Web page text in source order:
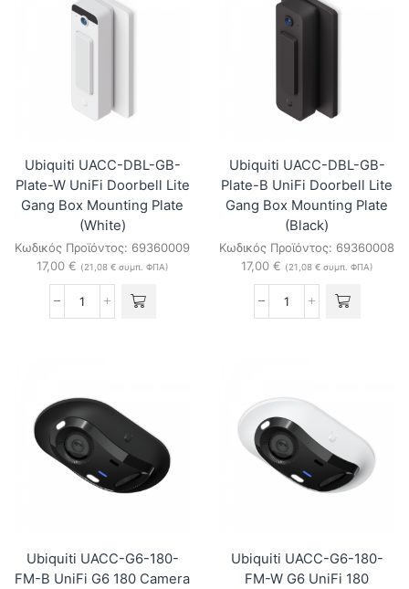
Sensor
ποσότητα
Ubiquiti UACC-DBL-GB-
Plate-W UniFi Doorbell Lite
Gang Box Mounting Plate
(White)
Κωδικός Προϊόντος: 69360009
17,00 € (21,08 €συμπ. ΦΠΑ)
Ubiquiti
W
UniFi
Doorbell
Lite
Gang
Box
Mounting
ποσότητα
Ubiquiti UACC-DBL-GB-
Plate-B UniFi Doorbell Lite
Gang Box Mounting Plate
(Black)
Κωδικός Προϊόντος: 69360008
17,00 € (21,08 €συμπ. ΦΠΑ)
Ubiquiti
B
Doorbell
Lite
Gang
Box
ποσότητα
Ubiquiti UACC-G6-180-
FM-B UniFi G6 180 Camera
Ubiquiti UACC-G6-180-
FM-W G6 UniFi 180